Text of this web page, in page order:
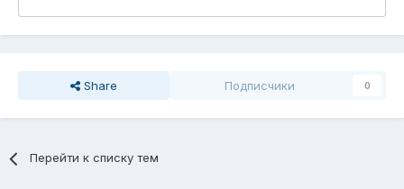
Share Подписчики 0
Перейти к списку тем